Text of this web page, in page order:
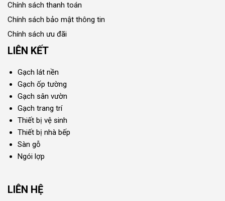
Chính sách thanh toán
Chính sách bảo mật thông tin
Chính sách ưu đãi
LIÊN KẾT
Gạch lát nền
Gạch ốp tường
Gạch sân vườn
Gạch trang trí
Thiết bị vệ sinh
Thiết bị nhà bếp
Sàn gỗ
Ngói lợp
LIÊN HỆ